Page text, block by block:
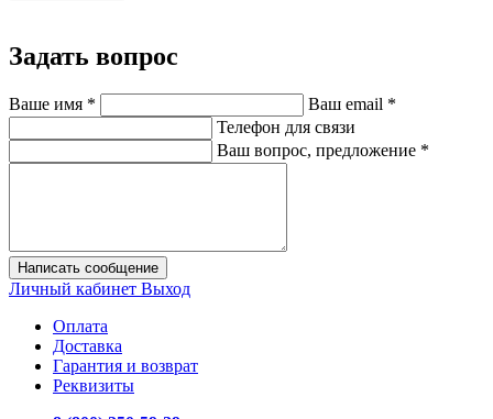
Задать вопрос
Ваше имя * Ваш email *
Телефон для связи
Ваш вопрос, предложение *
Написать сообщение
Личный кабинет Выход
Оплата
Доставка
Гарантия и возврат
Реквизиты